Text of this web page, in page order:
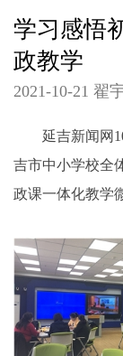
学习感悟
政教学
2021-10-21 翟
延吉新闻网10
吉市中小学校全
政课一体化教学